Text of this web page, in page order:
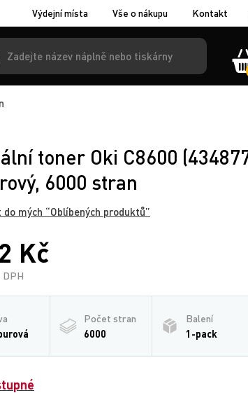
Výdejní místa Vše o nákupu Kontakt
toner Oki C8600
6000 stran
do mých “Oblíbených produktů”
Kč
DPH
Počet stran
6000
Balení
1-pack